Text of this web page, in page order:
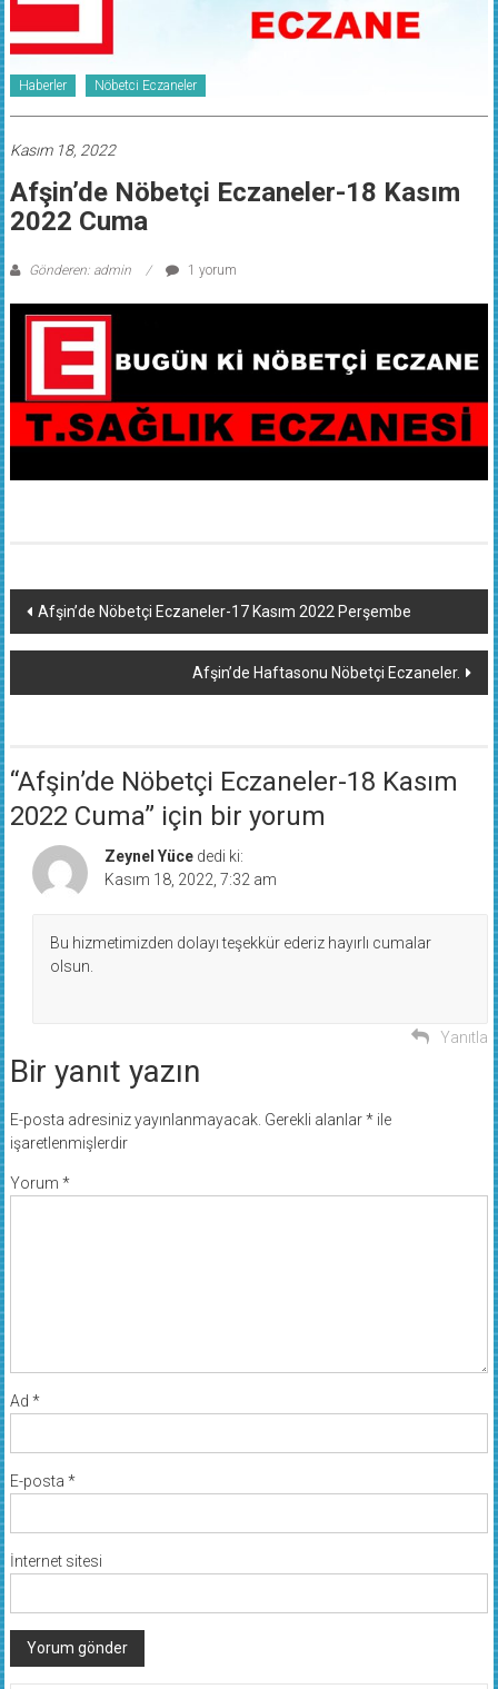
Haberler Nöbetci Eczaneler
Kasım 18, 2022
Afşin’de Nöbetçi Eczaneler-18 Kasım
2022 Cuma
Gönderen: admin 1 yorum
Yazı
dolaşımı
Afşin’de Nöbetçi Eczaneler-17 Kasım 2022 Perşembe
Afşin’de Haftasonu Nöbetçi Eczaneler.
“Afşin’de Nöbetçi Eczaneler-18 Kasım
2022 Cuma” için bir yorum
Zeynel Yüce dedi ki:
Kasım 18, 2022, 7:32 am
Bu hizmetimizden dolayı teşekkür ederiz hayırlı cumalar
olsun.
Yanıtla
Bir yanıt yazın
E-posta adresiniz yayınlanmayacak. Gerekli alanlar*ile
işaretlenmişlerdir
Yorum *
Ad *
E-posta *
İnternet sitesi